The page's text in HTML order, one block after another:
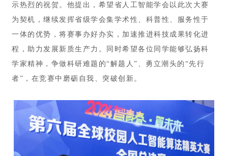
示热烈的祝贺。他提出，希望省人工智能学会以此次大赛
为契机，继续发挥省级学会集学术性、科普性、服务性于
一体的优势，将赛事办好办实，加速推进科技成果转化进
程，助力发展新质生产力。同时希望各位同学能够弘扬科
学家精神，争做科研难题的“解题人”、勇立潮头的“先行
者”，在竞赛中磨砺自我、突破创新。